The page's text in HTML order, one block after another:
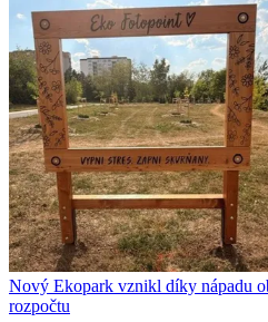
Nový Ekopark vznikl díky nápadu
rozpočtu